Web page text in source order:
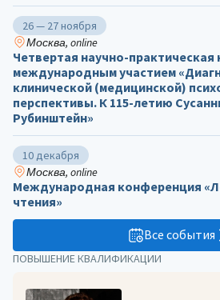
ПОВЫШЕНИЕ КВАЛИФИКАЦИИ
26 — 27 ноября
Москва, online
Четвертая научно-
международным участием
клинической (медицинской)
перспективы. К 115-летию
Рубинштейн»
10 декабря
Москва, online
Международная конференция
чтения»
Все события